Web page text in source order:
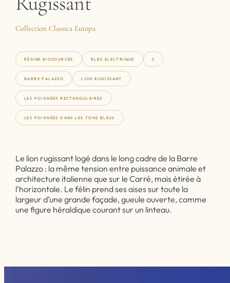
Collection Classica Europa
RÉSINE BIOSOURCÉE BLEU ELECTRIQUE S
BARRE PALAZZO LION RUGISSANT
LES POIGNÉES RECTANGULAIRES
LES POIGNÉES DANS LES TONS BLEUS
Le lion rugissant logé dans le long cadre de la Barre
Palazzo : la même tension entre puissance animale et
architecture italienne que sur le Carré, mais étirée à
l’horizontale. Le félin prend ses aises sur toute la
largeur d’une grande façade, gueule ouverte, comme
une figure héraldique courant sur un linteau.